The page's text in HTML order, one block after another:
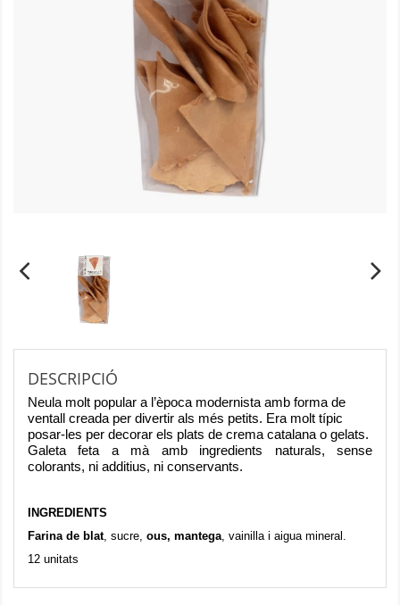
DESCRIPCIÓ
Neula molt popular a l’època modernista amb forma de
ventall creada per divertir als més petits. Era molt típic
posar-les per decorar els plats de crema catalana o gelats.
Galeta feta a mà amb ingredients naturals, sense
colorants, ni additius, ni conservants.
INGREDIENTS
Farina de blat, sucre, ous, mantega , vainilla i aigua mineral.
12 unitats